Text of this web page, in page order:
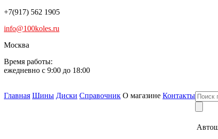
+7(917) 562 1905
info@100koles.ru
Москва
Время работы:
ежедневно с 9:00 до 18:00
Главная Шины Диски Справочник О магазине Контакты